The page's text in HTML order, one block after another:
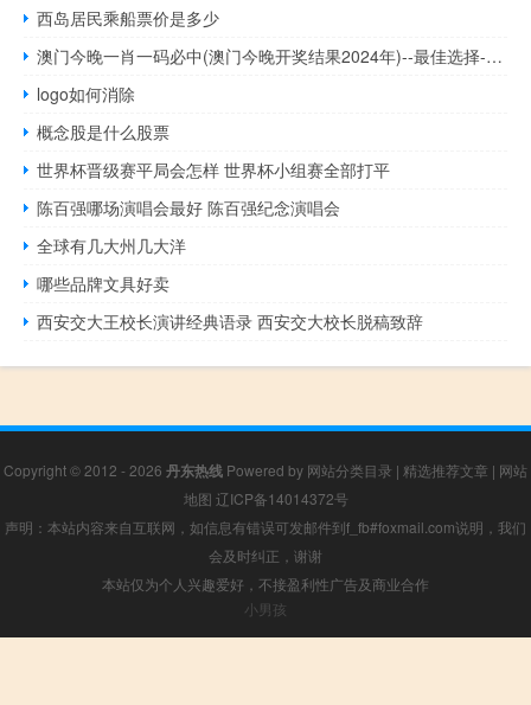
西岛居民乘船票价是多少
澳门今晚一肖一码必中(澳门今晚开奖结果2024年)--最佳选择--V22.48.63
logo如何消除
概念股是什么股票
世界杯晋级赛平局会怎样 世界杯小组赛全部打平
陈百强哪场演唱会最好 陈百强纪念演唱会
全球有几大州几大洋
哪些品牌文具好卖
西安交大王校长演讲经典语录 西安交大校长脱稿致辞
Copyright © 2012 - 2026 丹东热线 Powered by 网站分类目录 | 精选推荐文章 | 网站
地图 辽ICP备14014372号
声明：本站内容来自互联网，如信息有错误可发邮件到f_fb#foxmail.com说明，我们
会及时纠正，谢谢
本站仅为个人兴趣爱好，不接盈利性广告及商业合作
小男孩